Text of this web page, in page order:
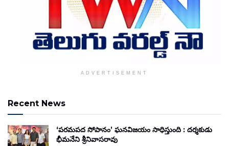
ADVERTISEMENT
Recent News
‘పరమపద సోపానం’ ఘనవిజయం సాధిస్తుంది : దర్శకుడు
భీమనేని శ్రీనివాసరావు